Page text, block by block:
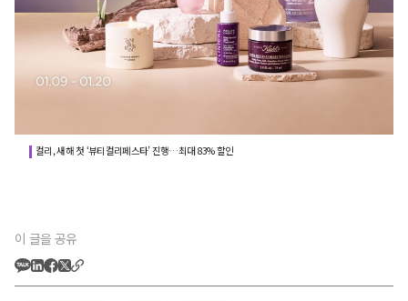
컬리, 새해 첫 ‘뷰티컬리페스타’ 진행…최대 83% 할인
이 글을 공유